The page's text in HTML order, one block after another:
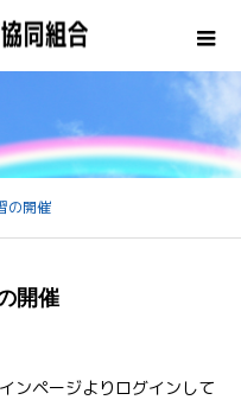
の開催
開催
ンページよりログインして